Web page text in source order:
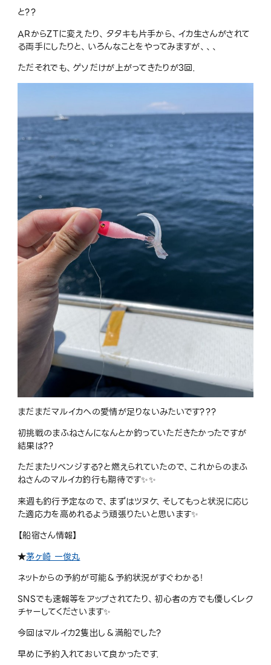
と??
ARからZTに変えたり、タタキも片手から、イカ生さんがされて
る両手にしたりと、いろんなことをやってみますが、、、
ただそれでも、ゲソだけが上がってきたりが3回．
まだまだマルイカへの愛情が足りないみたいです???
初挑戦のまふねさんになんとか釣っていただきたかったですが
結果は??
ただまたリベンジする?と燃えられていたので、これからのまふ
ねさんのマルイカ釣行も期待です✨✨
来週も釣行予定なので、まずはツヌケ、そしてもっと状況に応じ
た適応力を高めれるよう頑張りたいと思います✨
【船宿さん情報】
★茅ヶ崎 一俊丸
ネットからの予約が可能＆予約状況がすぐわかる！
SNSでも速報等をアップされてたり、初心者の方でも優しくレク
チャーしてくださいます✨
今回はマルイカ2隻出し＆満船でした?
早めに予約入れておいて良かったです．